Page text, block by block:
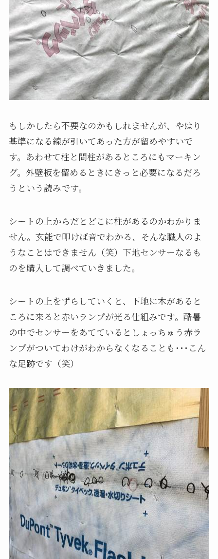
もしかしたら不要なのかもしれませんが、やはり
基準になる線が引いてあった方が留めやすいで
す。あわせて柱と間柱があるところにもマーキン
グ。外壁板を留めるときにきっと必要になるだろ
うという読みです。
シートの上からだとどこに柱があるのかわかりま
せん。玄能で叩けば音でわかる、そんな職人のよ
うなことはできません（笑）下地センサーなるも
のを購入して調べていきました。
シートの上をずらしていくと、下地に木があると
ころに来ると赤いランプが光る仕組みです。酷暑
の中でセンサーをあてているとしょっちゅう赤ラ
ンプがついてわけがわからなくなることも･･･こん
な足跡です（笑）